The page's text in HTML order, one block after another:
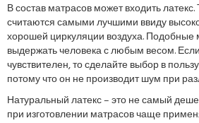
В состав матрасов может входить
считаются самыми лучшими ввиду
хорошей циркуляции воздуха.
выдержать человека с любым весом.
чувствителен, то сделайте выбор в
потому что он не производит шум при
Натуральный латекс – это не самый
при изготовлении матрасов чаще